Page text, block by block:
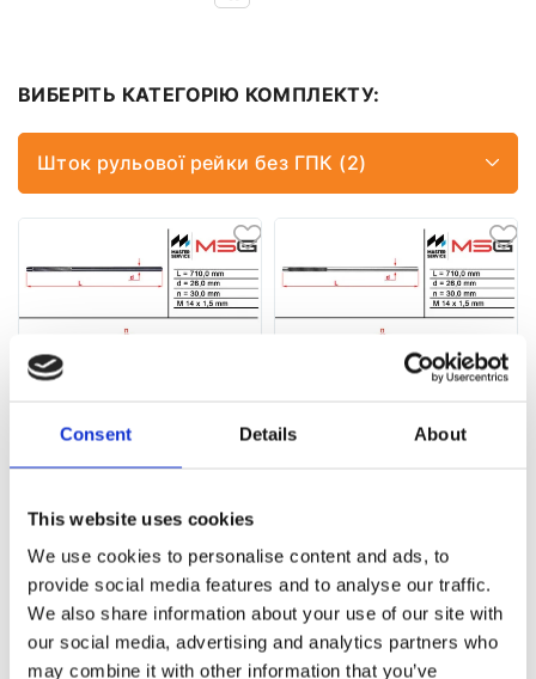
Consent Details About
This website uses cookies
We use cookies to personalise content and ads, to
provide social media features and to analyse our traffic.
We also share information about your use of our site with
our social media, advertising and analytics partners who
may combine it with other information that you’ve
ВИБЕРІТЬ КАТЕГОРІЮ КОМПЛЕКТУ:
Шток рульової рейки без ГПК (2)
Mazda CX-5 12-17
СтанНовий
В наявності
240 PLN
Mazda 6 12-24, Mazda 3 13-19
В наявності
240 PLN